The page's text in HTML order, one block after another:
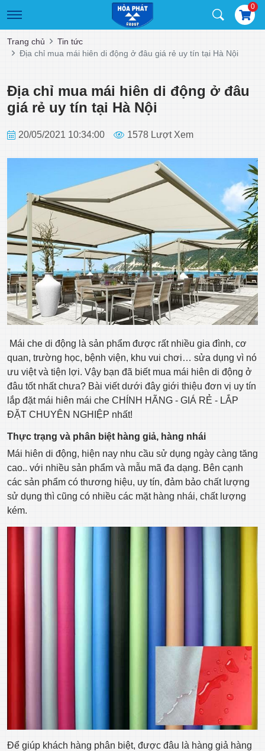
0
Trang chủ
Tin tức
Địa chỉ mua mái hiên di động ở đâu giá rẻ uy tín tại Hà Nội
Địa chỉ mua mái hiên di động ở đâu
giá rẻ uy tín tại Hà Nội
20/05/2021 10:34:00 1578 Lượt Xem
Mái che di động là sản phẩm được rất nhiều gia đình, cơ
quan, trường học, bệnh viện, khu vui chơi… sửa dụng vì nó
ưu việt và tiện lợi. Vậy bạn đã biết mua mái hiên di động ở
đâu tốt nhất chưa? Bài viết dưới đây giới thiệu đơn vị uy tín
lắp đặt mái hiên mái che CHÍNH HÃNG - GIÁ RẺ - LẮP
ĐẶT CHUYÊN NGHIỆP nhất!
Thực trạng và phân biệt hàng giả, hàng nhái
Mái hiên di động, hiện nay nhu cầu sử dụng ngày càng tăng
cao.. với nhiều sản phẩm và mẫu mã đa dạng. Bên cạnh
các sản phẩm có thương hiệu, uy tín, đảm bảo chất lượng
sử dụng thì cũng có nhiều các mặt hàng nhái, chất lượng
kém.
Để giúp khách hàng phân biệt, được đâu là hàng giả hàng